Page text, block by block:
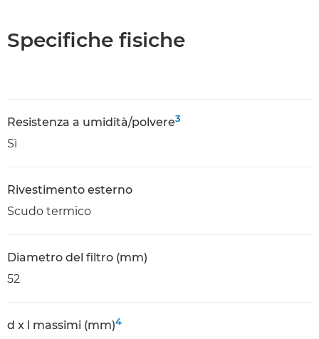
Specifiche fisiche
Resistenza a umidità/polvere3
Sì
Rivestimento esterno
Scudo termico
Diametro del filtro (mm)
52
d x l massimi (mm)4